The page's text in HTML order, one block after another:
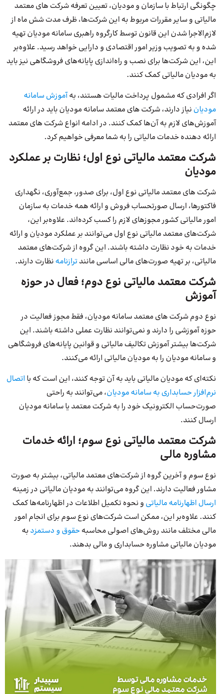
چگونگی ارتباط با سازمان و مودیان، تعیین تعرفه شرکت های معتمد
مالیاتی و سایر مقررات مربوط به این شرکت‌ها، ظرف مدت شش ماه از
لازم‌الاجرا شدن این قانون توسط کارگروه راهبری سامانه مودیان تهیه
شده و به تصویب وزیر امور اقتصادی و دارایی خواهد رسید. علاوه‌بر
این، این شرکت‌ها برای نصب و راه‌اندازی پایانه‌های فروشگاهی نیز باید
به مودیان مالیاتی کمک کنند.
اگر افرادی که مشمول پرداخت مالیات هستند، بهآموزش سامانه
مودیان نیاز دارند، شرکت های معتمد سامانه مودیان باید در ارائه
آموزش‌های لازم به آن‌ها کمک کنند. در ادامه انواع شرکت های معتمد
ارائه دهنده خدمات مالیاتی را به شما معرفی خواهیم کرد.
شرکت معتمد مالیاتی نوع اول؛ نظارت بر عملکرد
مودیان
شرکت های معتمد مالیاتی نوع اول، برای صدور، جمع‌آوری، نگهداری
فاکتورها، ارسال صورتحساب فروش و ارائه همه خدمات به سازمان
امور مالیاتی کشور مجوزهای لازم را کسب کرده‌اند. علاوه‌بر این،
شرکت‌های معتمد مالیاتی نوع اول می‌توانند بر عملکرد مودیان و ارائه
خدمات به خود نظارت داشته باشند. این گروه از شرکت‌های معتمد
مالیاتی، بر تهیه صورت‌های مالی اساسی مانند ترازنامه نظارت دارند.
شرکت معتمد مالیاتی نوع دوم؛ فعال در حوزه
آموزش
نوع دوم شرکت های معتمد سامانه مودیان، فقط مجوز فعالیت در
حوزه آموزشی را دارند و نمی‌توانند نظارت عملی داشته باشند. این
شرکت‌ها بیشتر آموزش تکالیف مالیاتی و قوانین پایانه‌های فروشگاهی
و سامانه مودیان را به مودیان مالیاتی ارائه می‌کنند.
نکته‌ای که مودیان مالیاتی باید به آن توجه کنند، این است که با اتصال
نرم‌افزار حسابداری به سامانه مودیان، می‌توانند به راحتی
صورت‌حساب الکترونیک خود را به شرکت معتمد یا سامانه مودیان
ارسال کنند.
شرکت معتمد مالیاتی نوع سوم؛ ارائه خدمات
مشاوره مالی
نوع سوم و آخرین گروه از شرکت‌های معتمد مالیاتی، بیشتر به صورت
مشاور فعالیت دارند. این گروه می‌توانند به مودیان مالیاتی در زمینه
ارسال اظهارنامه مالیاتی و نحوه تکمیل اطلاعات در اظهارنامه‌ها کمک
کنند. علاوه‌بر این، ممکن است شرکت‌های نوع سوم برای انجام امور
مالی مختلف مانند روش‌های اصولی محاسبهحقوق و دستمزد به
مودیان مالیاتی مشاوره حسابداری و مالی بدهند.